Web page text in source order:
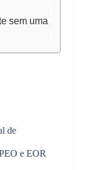
sem uma
de
e EOR